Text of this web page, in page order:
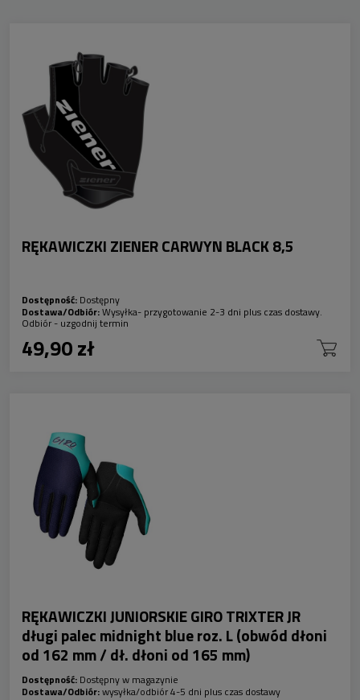
RĘKAWICZKI ZIENER CARWYN BLACK 8,5
Dostępność: Dostępny
Dostawa/Odbiór:Wysyłka- przygotowanie 2-3 dni plus czas dostawy.
Odbiór - uzgodnij termin
49,90 zł
RĘKAWICZKI JUNIORSKIE GIRO TRIXTER JR
długi palec midnight blue roz. L (obwód dłoni
od 162 mm / dł. dłoni od 165 mm)
Dostępność: Dostępny w magazynie
Dostawa/Odbiór:wysyłka/odbiór 4-5 dni plus czas dostawy